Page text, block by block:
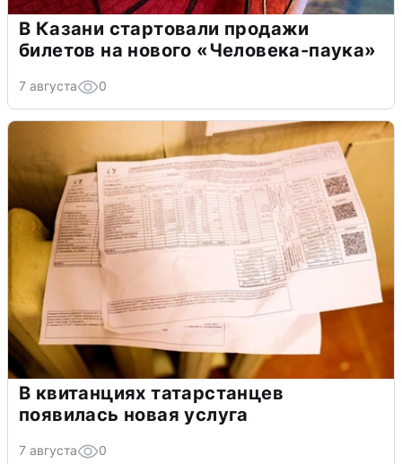
В Казани стартовали продажи
билетов на нового «Человека-паука»
7 августа 0
В квитанциях татарстанцев
появилась новая услуга
7 августа 0